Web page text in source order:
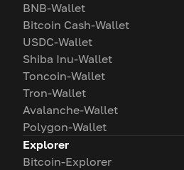
BNB-Wallet
Bitcoin Cash-Wallet
USDC-Wallet
Shiba Inu-Wallet
Toncoin-Wallet
Tron-Wallet
Avalanche-Wallet
Polygon-Wallet
Explorer
Bitcoin-Explorer